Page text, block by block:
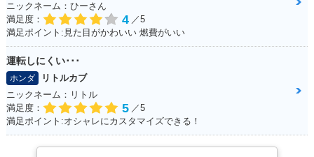
2001年 Little Cub
キックタイプ・カラ
ーチェンジ
2000年 Little Cub
セルフスターター併
キックタイプ・特
ニックネーム：ひーさん
満足度：
4 ／5
満足ポイント:見た目がかわいい 燃費がいい
運転しにくい･･･
ホンダ
リトルカブ
ニックネーム：リトル
満足度：
5 ／5
満足ポイント:オシャレにカスタマイズできる！